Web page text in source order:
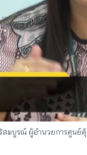
สมบูรณ์ ผู้อำนวยการศูนย์